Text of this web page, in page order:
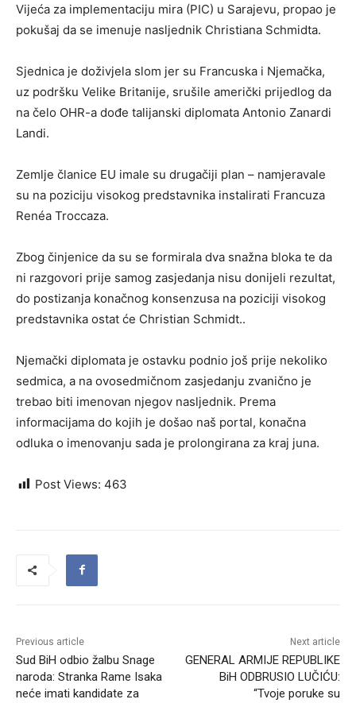
Vijeća za implementaciju mira (PIC) u Sarajevu, propao je
pokušaj da se imenuje nasljednik Christiana Schmidta.
Sjednica je doživjela slom jer su Francuska i Njemačka,
uz podršku Velike Britanije, srušile američki prijedlog da
na čelo OHR-a dođe talijanski diplomata Antonio Zanardi
Landi.
Zemlje članice EU imale su drugačiji plan – namjeravale
su na poziciju visokog predstavnika instalirati Francuza
Renéa Troccaza.
Zbog činjenice da su se formirala dva snažna bloka te da
ni razgovori prije samog zasjedanja nisu donijeli rezultat,
do postizanja konačnog konsenzusa na poziciji visokog
predstavnika ostat će Christian Schmidt..
Njemački diplomata je ostavku podnio još prije nekoliko
sedmica, a na ovosedmičnom zasjedanju zvanično je
trebao biti imenovan njegov nasljednik. Prema
informacijama do kojih je došao naš portal, konačna
odluka o imenovanju sada je prolongirana za kraj juna.
Post Views: 463
Previous article
Sud BiH odbio žalbu Snage
naroda: Stranka Rame Isaka
neće imati kandidate za
Next article
GENERAL ARMIJE REPUBLIKE
BiH ODBRUSIO LUČIĆU:
“Tvoje poruke su